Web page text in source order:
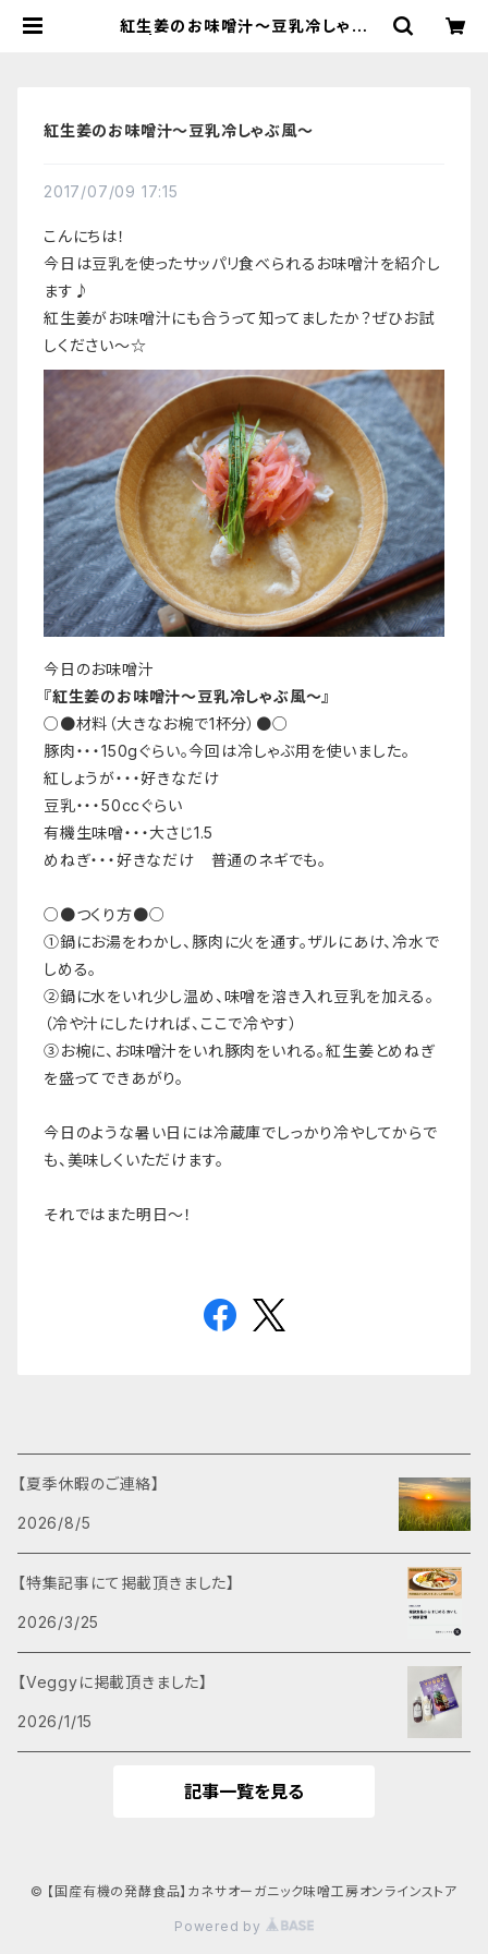
紅生姜のお味噌汁〜豆乳冷しゃぶ
紅生姜のお味噌汁〜豆乳冷しゃぶ風〜
2017/07/09 17:15
こんにちは！
今日は豆乳を使ったサッパリ食べられるお味噌汁を紹介し
ます♪
紅生姜がお味噌汁にも合うって知ってましたか？ぜひお試
しください〜☆
今日のお味噌汁
『紅生姜のお味噌汁〜豆乳冷しゃぶ風〜』
○●材料（大きなお椀で1杯分）●○
豚肉・・・150gぐらい。今回は冷しゃぶ用を使いました。
紅しょうが・・・好きなだけ
豆乳・・・50ccぐらい
有機生味噌・・・大さじ1.5
めねぎ・・・好きなだけ 普通のネギでも。
○●つくり方●○
①鍋にお湯をわかし、豚肉に火を通す。ザルにあけ、冷水で
しめる。
②鍋に水をいれ少し温め、味噌を溶き入れ豆乳を加える。
（冷や汁にしたければ、ここで冷やす）
③お椀に、お味噌汁をいれ豚肉をいれる。紅生姜とめねぎ
を盛ってできあがり。
今日のような暑い日には冷蔵庫でしっかり冷やしてからで
も、美味しくいただけます。
それではまた明日〜！
【夏季休暇のご連絡】
2026/8/5
【特集記事にて掲載頂きました】
2026/3/25
【Veggyに掲載頂きました】
2026/1/15
記事一覧を見る
© 【国産有機の発酵食品】カネサオーガニック味噌工房オンラインストア
Powered by